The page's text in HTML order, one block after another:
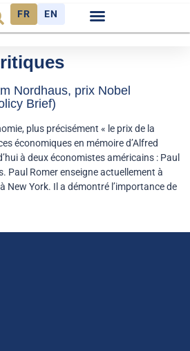
FR EN
Nordhaus, prix Nobel
Brief)
plus précisément « le prix de la
économiques en mémoire d’Alfred
à deux économistes américains : Paul
Paul Romer enseigne actuellement à
New York. Il a démontré l’importance de